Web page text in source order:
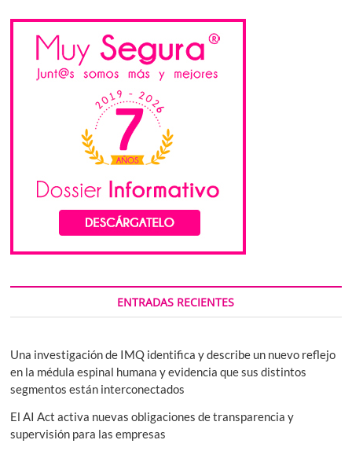
ENTRADAS RECIENTES
Una investigación de IMQ identifica y describe un nuevo reflejo
en la médula espinal humana y evidencia que sus distintos
segmentos están interconectados
El AI Act activa nuevas obligaciones de transparencia y
supervisión para las empresas